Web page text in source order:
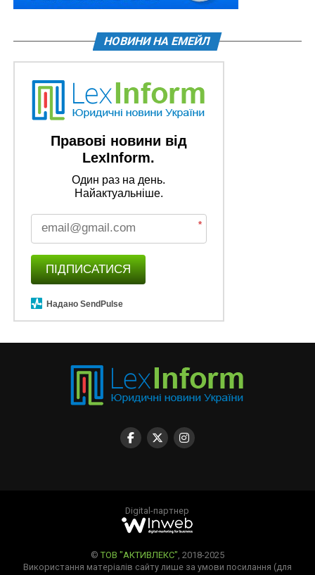
НОВИНИ НА ЕМЕЙЛ
Правові новини від
LexInform.
Один раз на день.
Найактуальніше.
*
ПІДПИСАТИСЯ
Надано SendPulse
Digital-партнер
© ТОВ "АКТИВЛЕКС" , 2018-2025
Використання матеріалів сайту лише за умови посилання (для